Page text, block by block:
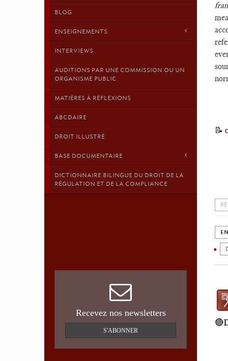
BLOG
ENSEIGNEMENTS
INTERVIEWS
AUDITIONS PAR UNE COMMISSION OU UN
ORGANISME PUBLIC
MATIÈRES À RÉFLEXIONS
ABCDAIRE
DROIT ILLUSTRÉ
BASE DOCUMENTAIRE
DICTIONNAIRE BILINGUE DU DROIT DE LA
RÉGULATION ET DE LA COMPLIANCE
Recevez nos newsletters
S'ABONNER
📝